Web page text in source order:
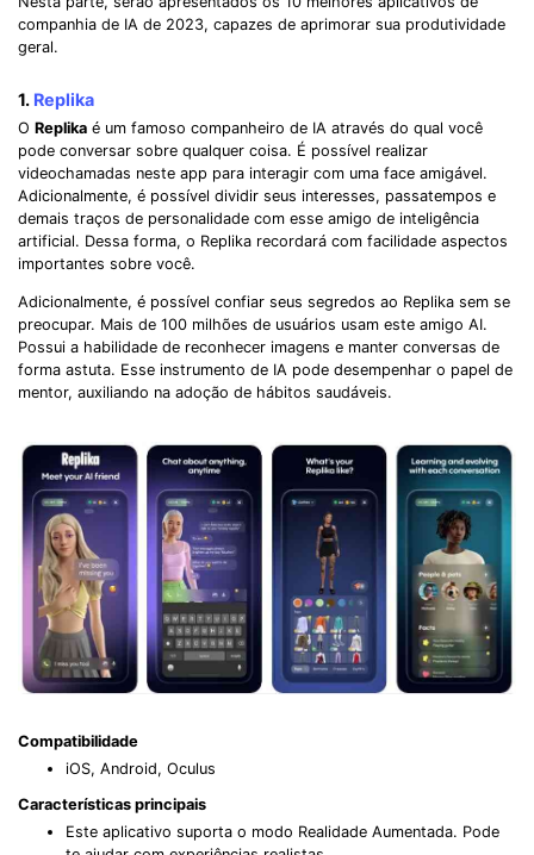
companhia de IA de 2023, capazes de aprimorar sua produtividade
geral.
1. Replika
O Replika é um famoso companheiro de IA através do qual você
pode conversar sobre qualquer coisa. É possível realizar
videochamadas neste app para interagir com uma face amigável.
Adicionalmente, é possível dividir seus interesses, passatempos e
demais traços de personalidade com esse amigo de inteligência
artificial. Dessa forma, o Replika recordará com facilidade aspectos
importantes sobre você.
Adicionalmente, é possível confiar seus segredos ao Replika sem se
preocupar. Mais de 100 milhões de usuários usam este amigo AI.
Possui a habilidade de reconhecer imagens e manter conversas de
forma astuta. Esse instrumento de IA pode desempenhar o papel de
mentor, auxiliando na adoção de hábitos saudáveis.
Compatibilidade
iOS, Android, Oculus
Características principais
Este aplicativo suporta o modo Realidade Aumentada. Pode